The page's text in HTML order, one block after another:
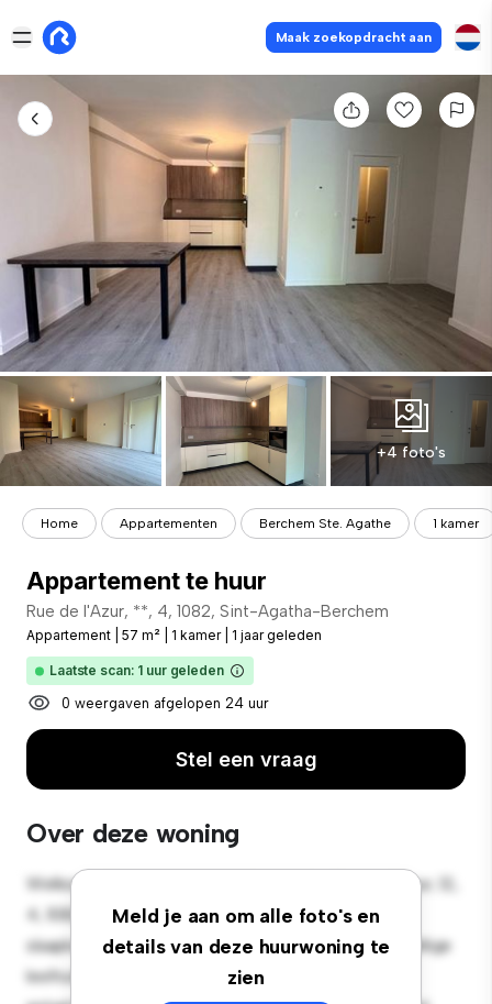
Maak zoekopdracht aan
+4 foto's
Home Appartementen Berchem Ste. Agathe 1 kamer
Appartement te huur
Rue de l'Azur, **, 4, 1082, Sint-Agatha-Berchem
Appartement 57 m² 1 kamer 1 jaar geleden
Laatste scan: 1 uur geleden
0 weergaven afgelopen 24 uur
Stel een vraag
Over deze woning
Meld je aan om alle foto's en
details van deze huurwoning te
zien
Welkom bij je nieuwe toevluchtsoord in Rue de l'Azur, 12,
4, 1082, Sint-Agatha-Berchem! Dit moderne 1-
slaapkamerappartement biedt een stijlvolle en gezellige
leefruimte. De open indeling is perfect voor